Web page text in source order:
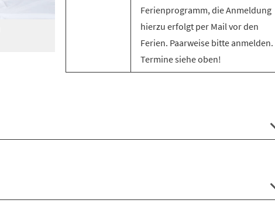
Ferienprogramm, die Anmeldung
hierzu erfolgt per Mail vor den
Ferien. Paarweise bitte anmelden.
Termine siehe oben!